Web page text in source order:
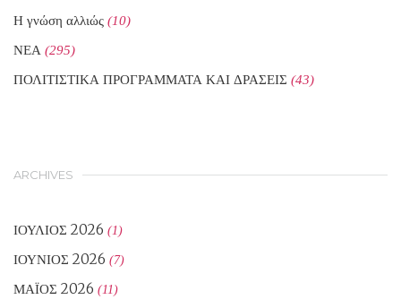
Η γνώση αλλιώς (10)
ΝΕΑ (295)
ΠΟΛΙΤΙΣΤΙΚΑ ΠΡΟΓΡΑΜΜΑΤΑ ΚΑΙ ΔΡΑΣΕΙΣ (43)
ARCHIVES
ΙΟΎΛΙΟΣ 2026 (1)
ΙΟΎΝΙΟΣ 2026 (7)
ΜΆΙΟΣ 2026 (11)